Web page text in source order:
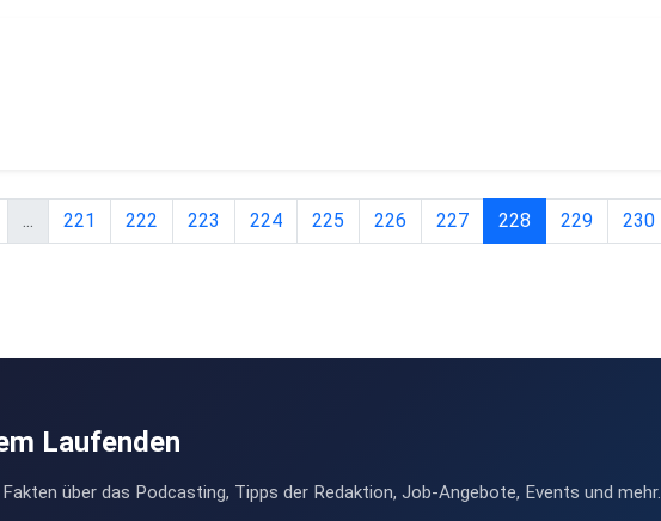
... 221 222 223 224 225 226 227 228 229 230
Laufenden
über das Podcasting, Tipps der Redaktion, Job-Angebote, Events und mehr.